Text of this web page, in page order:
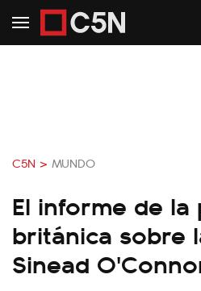
C5N > MUNDO
El informe de la
británica sobre
Sinead